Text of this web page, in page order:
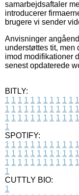
samarbejdsaftaler
introducerer
brugere vi sender
Anvisninger
understøttes tit, men
imod modifikationer
senest opdaterede
BITLY:
1 1 1 1 1 1 1 1 1 1 1 1
1 1 1 1 1 1 1 1 1 1 1 1
1 1 1 1 1 1 1 1 1 1 1 1
1
SPOTIFY:
1 1 1 1 1 1 1 1 1 1 1 1
1 1 1 1 1 1 1 1 1 1 1 1
1 1 1 1 1 1 1 1 1 1 1 1
1
CUTTLY BIO:
1